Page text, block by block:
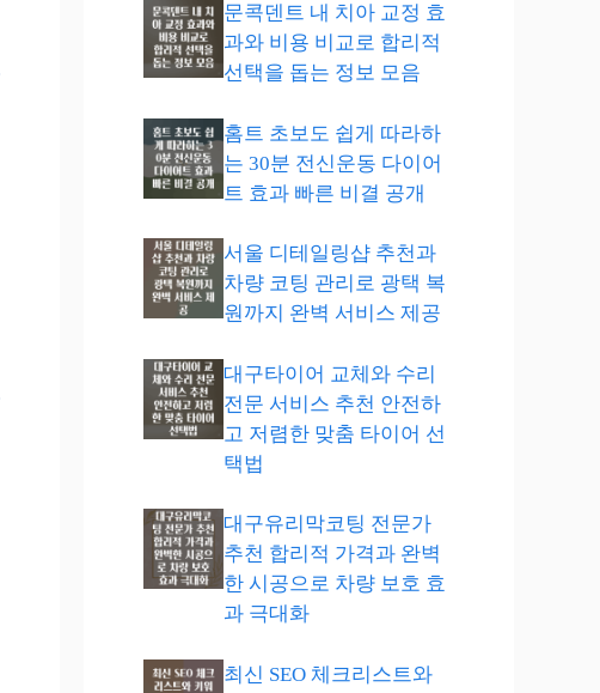
문콕덴트 내 치아 교정 효
과와 비용 비교로 합리적
선택을 돕는 정보 모음
홈트 초보도 쉽게 따라하
는 30분 전신운동 다이어
트 효과 빠른 비결 공개
서울 디테일링샵 추천과
차량 코팅 관리로 광택 복
원까지 완벽 서비스 제공
대구타이어 교체와 수리
전문 서비스 추천 안전하
고 저렴한 맞춤 타이어 선
택법
대구유리막코팅 전문가
추천 합리적 가격과 완벽
한 시공으로 차량 보호 효
과 극대화
최신 SEO 체크리스트와